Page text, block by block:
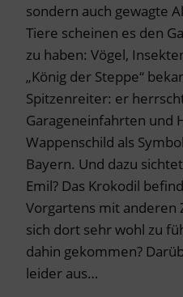
sondern auch gewagte
Tiere scheinen es den
zu haben: Vögel,
„König der Steppe“
Spitzenreiter: er
Garageneinfahrten und
Wappenschild als
Bayern. Und dazu
Emil? Das Krokodil
Vorgartens mit anderen
sich dort sehr wohl zu
dahin gekommen?
leider aus…